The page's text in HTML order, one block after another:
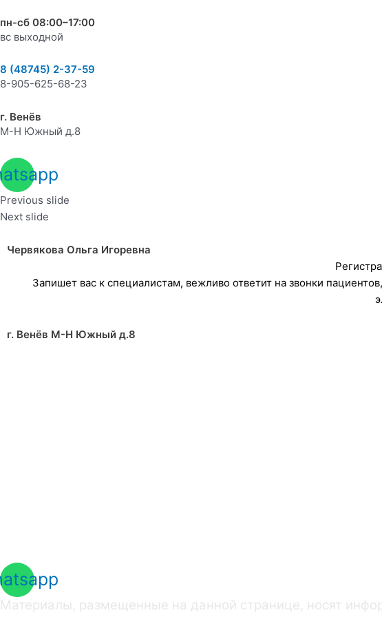
пн-сб 08:00–17:00
вс выходной
8 (48745) 2-37-59
8-905-625-68-23
г. Венёв
М-Н Южный д.8
г. Венев
Previous slide
Next slide
Червякова Ольга Игоревна
Запишет вас к специалистам, вежливо ответит на звонки
г. Венёв М-Н Южный д.8
Материалы, размещенные на данной странице, носят